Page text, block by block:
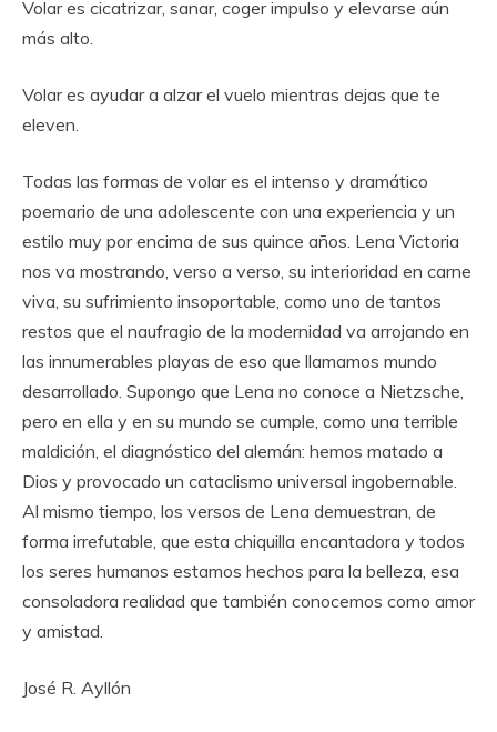
Volar es cicatrizar, sanar, coger impulso y elevarse aún
más alto.
Volar es ayudar a alzar el vuelo mientras dejas que te
eleven.
Todas las formas de volar es el intenso y dramático
poemario de una adolescente con una experiencia y un
estilo muy por encima de sus quince años. Lena Victoria
nos va mostrando, verso a verso, su interioridad en carne
viva, su sufrimiento insoportable, como uno de tantos
restos que el naufragio de la modernidad va arrojando en
las innumerables playas de eso que llamamos mundo
desarrollado. Supongo que Lena no conoce a Nietzsche,
pero en ella y en su mundo se cumple, como una terrible
maldición, el diagnóstico del alemán: hemos matado a
Dios y provocado un cataclismo universal ingobernable.
Al mismo tiempo, los versos de Lena demuestran, de
forma irrefutable, que esta chiquilla encantadora y todos
los seres humanos estamos hechos para la belleza, esa
consoladora realidad que también conocemos como amor
y amistad.
José R. Ayllón